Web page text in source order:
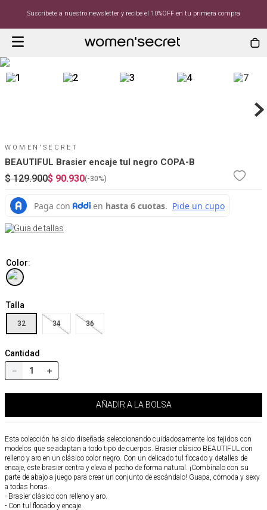
Suscríbete a nuestro newsletter y recibe el 10%OFF en tu primera compra
WOMEN'SECRET
BEAUTIFUL Brasier encaje tul negro COPA-B
$ 129.900$ 90.930(-30%)
Guia de tallas
Color:
Talla
32 34 36
Cantidad
＋
－
AÑADIR A LA BOLSA
Esta colección ha sido diseñada seleccionando cuidadosamente los tejidos con
modelos que se adaptan a todo tipo de cuerpos. Brasier clásico BEAUTIFUL con
relleno y aro en un clásico color negro. Con un delicado tul flocado y detalles de
encaje, este brasier centra y eleva el pecho de forma natural. ¡Combínalo con su
parte de abajo a juego para crear un conjunto de escándalo! Guapa, cómoda y sexy
a todas horas.
- Brasier clásico con relleno y aro.
- Con tul flocado y encaje.